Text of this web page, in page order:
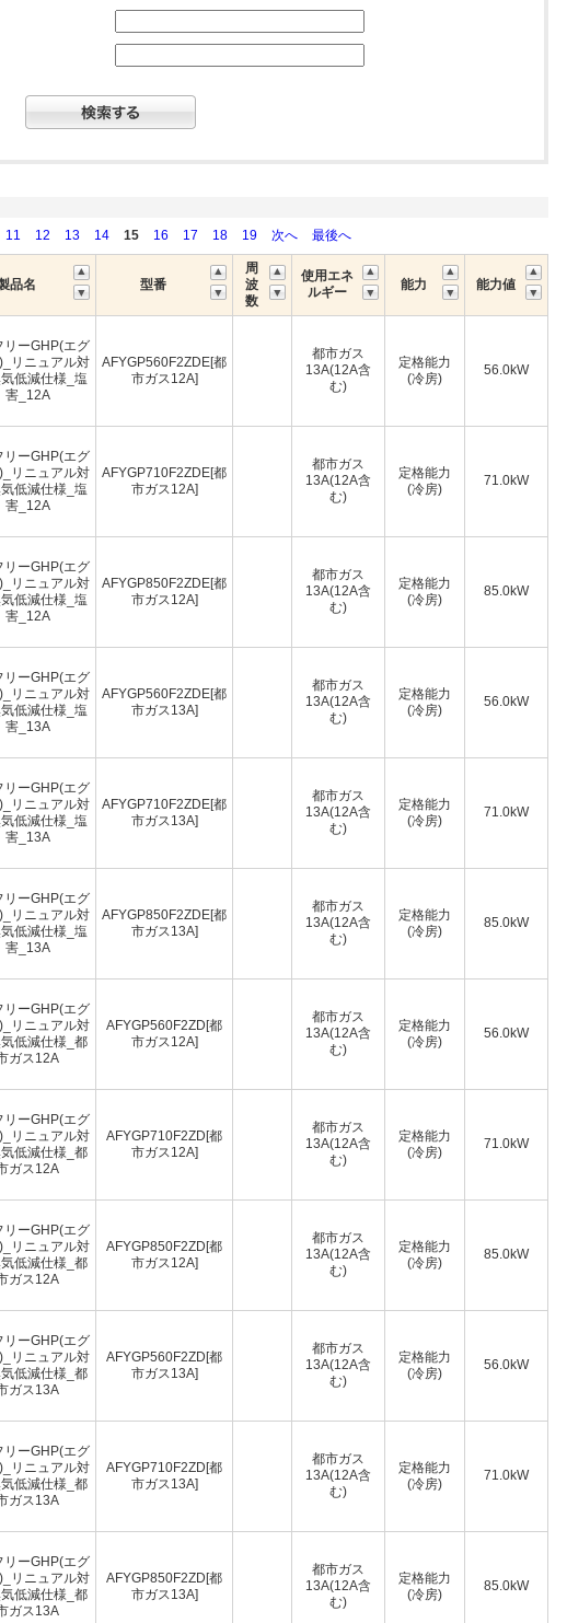
11 12 13 14 15 16 17 18 19 次へ 最後へ
品名 型番
周
波
数
使用エネ
ルギー
能力 能力値
リーGHP(エグ
リニュアル対
低減仕様_塩
害_12A
AFYGP560F2ZDE[都
市ガス12A]
都市ガス
13A(12A含
む)
定格能力
(冷房)
56.0kW
リーGHP(エグ
リニュアル対
低減仕様_塩
害_12A
AFYGP710F2ZDE[都
市ガス12A]
都市ガス
13A(12A含
む)
定格能力
(冷房)
71.0kW
リーGHP(エグ
リニュアル対
低減仕様_塩
害_12A
AFYGP850F2ZDE[都
市ガス12A]
都市ガス
13A(12A含
む)
定格能力
(冷房)
85.0kW
リーGHP(エグ
リニュアル対
低減仕様_塩
害_13A
AFYGP560F2ZDE[都
市ガス13A]
都市ガス
13A(12A含
む)
定格能力
(冷房)
56.0kW
リーGHP(エグ
リニュアル対
低減仕様_塩
害_13A
AFYGP710F2ZDE[都
市ガス13A]
都市ガス
13A(12A含
む)
定格能力
(冷房)
71.0kW
リーGHP(エグ
リニュアル対
低減仕様_塩
害_13A
AFYGP850F2ZDE[都
市ガス13A]
都市ガス
13A(12A含
む)
定格能力
(冷房)
85.0kW
リーGHP(エグ
リニュアル対
低減仕様_都
ガス12A
AFYGP560F2ZD[都
市ガス12A]
都市ガス
13A(12A含
む)
定格能力
(冷房)
56.0kW
リーGHP(エグ
リニュアル対
低減仕様_都
ガス12A
AFYGP710F2ZD[都
市ガス12A]
都市ガス
13A(12A含
む)
定格能力
(冷房)
71.0kW
リーGHP(エグ
リニュアル対
低減仕様_都
ガス12A
AFYGP850F2ZD[都
市ガス12A]
都市ガス
13A(12A含
む)
定格能力
(冷房)
85.0kW
リーGHP(エグ
リニュアル対
低減仕様_都
ガス13A
AFYGP560F2ZD[都
市ガス13A]
都市ガス
13A(12A含
む)
定格能力
(冷房)
56.0kW
リーGHP(エグ
リニュアル対
低減仕様_都
ガス13A
AFYGP710F2ZD[都
市ガス13A]
都市ガス
13A(12A含
む)
定格能力
(冷房)
71.0kW
リーGHP(エグ
リニュアル対
低減仕様_都
ガス13A
AFYGP850F2ZD[都
市ガス13A]
都市ガス
13A(12A含
む)
定格能力
(冷房)
85.0kW